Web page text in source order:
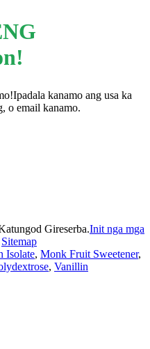
kanamo ang usa ka
o email kanamo.
Gireserba.Init nga mga
Sitemap
Isolate, Monk Fruit Sweetener,
, Vanillin